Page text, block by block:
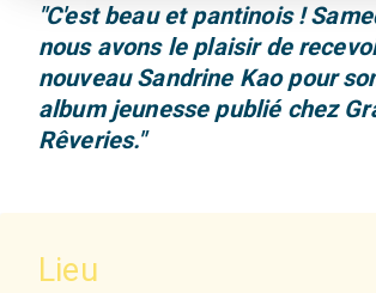
"C'est beau et pantinois !
nous avons le plaisir de
nouveau Sandrine Kao pour
album jeunesse publié chez
Rêveries."
Lieu